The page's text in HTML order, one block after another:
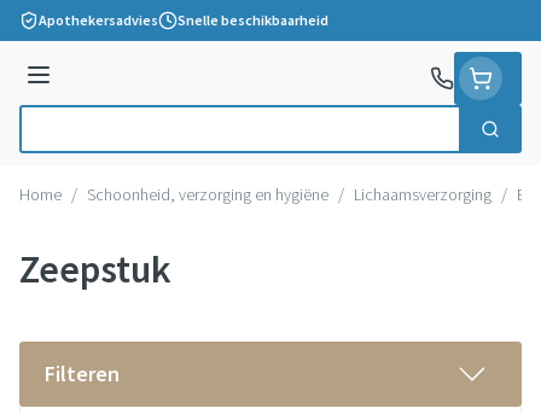
Ga naar de inhoud
Apothekersadvies Snelle beschikbaarheid
Menu
Zoek
Home / Schoonheid, verzorging en hygiëne / Lichaamsverzorging /
Zeepstuk
Filteren